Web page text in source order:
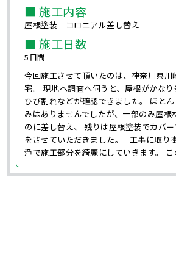
■ 施工内容
屋根塗装 コロニアル差し替え
■ 施工日数
5日間
今回施工させて頂いたのは、神奈川県川
宅。 現地へ調査へ伺うと、屋根がかな
ひび割れなどが確認できました。 ほと
みはありませんでしたが、一部のみ屋根
のに差し替え、 残りは屋根塗装でカバ
をさせていただきました。 工事に取り
浄で施工部分を綺麗にしていきます。 こ